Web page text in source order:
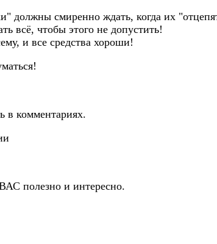
должны смиренно ждать, когда их
всё, чтобы этого не допустить!
и все средства хороши!
в комментариях.
полезно и интересно.